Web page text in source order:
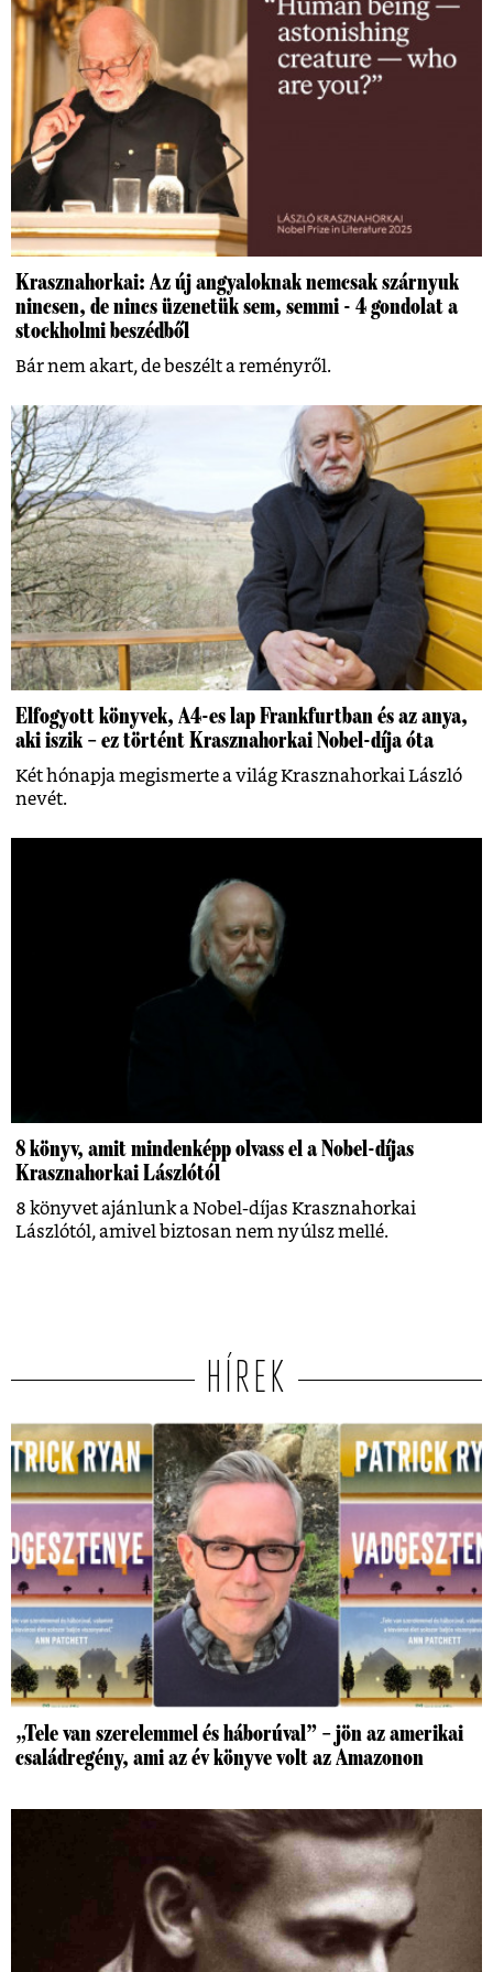
Krasznahorkai: Az új angyaloknak nemcsak szárnyuk
nincsen, de nincs üzenetük sem, semmi - 4 gondolat a
stockholmi beszédből
Bár nem akart, de beszélt a reményről.
Elfogyott könyvek, A4-es lap Frankfurtban és az anya,
aki iszik – ez történt Krasznahorkai Nobel-díja óta
Két hónapja megismerte a világ Krasznahorkai László
nevét.
8 könyv, amit mindenképp olvass el a Nobel-díjas
Krasznahorkai Lászlótól
8 könyvet ajánlunk a Nobel-díjas Krasznahorkai
Lászlótól, amivel biztosan nem nyúlsz mellé.
HÍREK
„Tele van szerelemmel és háborúval” – jön az amerikai
családregény, ami az év könyve volt az Amazonon